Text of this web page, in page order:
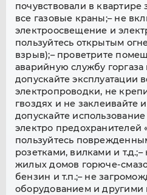
почувствовали в квартире
все газовые краны;– не
электроосвещение и
пользуйтесь открытым
взрыв);– проветрите
аварийную службу горгаза
допускайте эксплуатации
электропроводки, не
гвоздях и не заклеивайте
допускайте
электро предохранителей
пользуйтесь
розетками, вилками и
жилых домов горюче-
бензин и т.п.;– не
оборудованием и